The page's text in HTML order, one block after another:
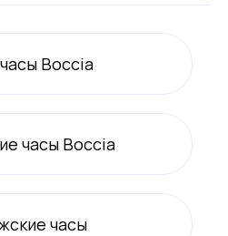
Boccia
часы Boccia
часы